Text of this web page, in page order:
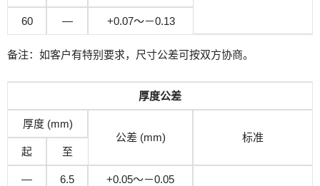
60 — +0.07～－0.13
备注：如客户有特别要求，尺寸公差可按双方协商。
厚度公差
厚度 (mm)
公差 (mm)
标准
起
至
— 6.5 +0.05～－0.05